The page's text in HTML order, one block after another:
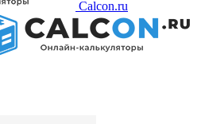
Calcon.ru